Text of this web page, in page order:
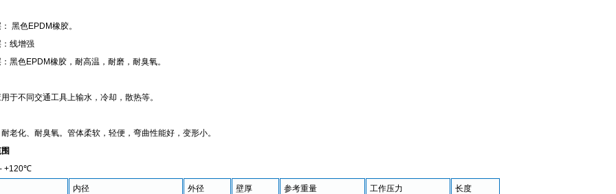
： 黑色EPDM橡胶。
：线增强
黑色EPDM橡胶，耐高温，耐磨，耐臭氧。
于不同交通工具上输水，冷却，散热等。
老化、耐臭氧。管体柔软，轻便，弯曲性能好，变形小。
+120℃
内径 外径 壁厚 参考重量 工作压力 长度